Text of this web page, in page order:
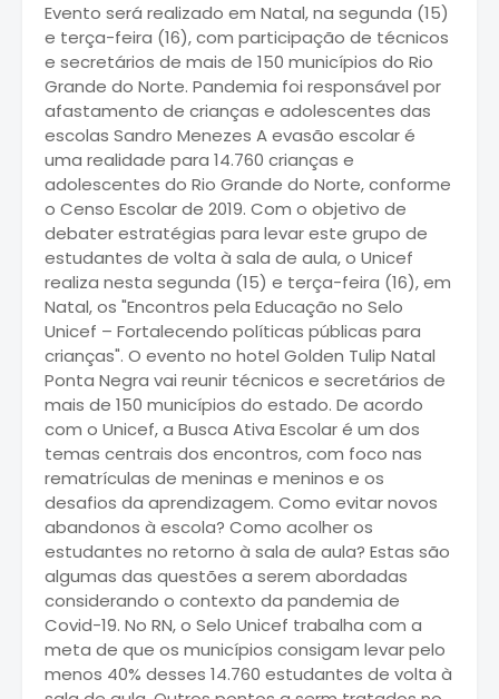
Evento será realizado em Natal, na segunda (15)
e terça-feira (16), com participação de técnicos
e secretários de mais de 150 municípios do Rio
Grande do Norte. Pandemia foi responsável por
afastamento de crianças e adolescentes das
escolas Sandro Menezes A evasão escolar é
uma realidade para 14.760 crianças e
adolescentes do Rio Grande do Norte, conforme
o Censo Escolar de 2019. Com o objetivo de
debater estratégias para levar este grupo de
estudantes de volta à sala de aula, o Unicef
realiza nesta segunda (15) e terça-feira (16), em
Natal, os "Encontros pela Educação no Selo
Unicef – Fortalecendo políticas públicas para
crianças". O evento no hotel Golden Tulip Natal
Ponta Negra vai reunir técnicos e secretários de
mais de 150 municípios do estado. De acordo
com o Unicef, a Busca Ativa Escolar é um dos
temas centrais dos encontros, com foco nas
rematrículas de meninas e meninos e os
desafios da aprendizagem. Como evitar novos
abandonos à escola? Como acolher os
estudantes no retorno à sala de aula? Estas são
algumas das questões a serem abordadas
considerando o contexto da pandemia de
Covid-19. No RN, o Selo Unicef trabalha com a
meta de que os municípios consigam levar pelo
menos 40% desses 14.760 estudantes de volta à